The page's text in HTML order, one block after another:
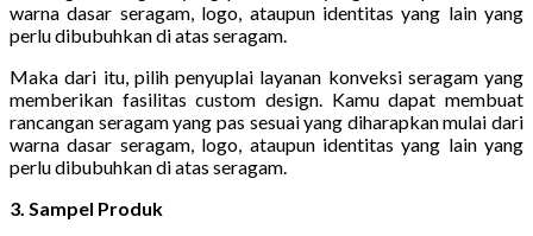
warna dasar seragam, logo, ataupun identitas yang lain yang
perlu dibubuhkan di atas seragam.
Maka dari itu, pilih penyuplai layanan konveksi seragam yang
memberikan fasilitas custom design. Kamu dapat membuat
rancangan seragam yang pas sesuai yang diharapkan mulai dari
warna dasar seragam, logo, ataupun identitas yang lain yang
perlu dibubuhkan di atas seragam.
3. Sampel Produk